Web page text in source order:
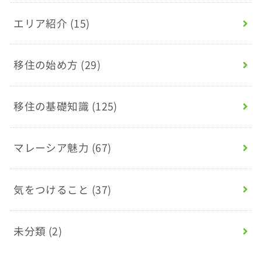
エリア紹介 (15)
移住の始め方 (29)
移住の基礎知識 (125)
マレーシア魅力 (67)
気をつけること (37)
未分類 (2)